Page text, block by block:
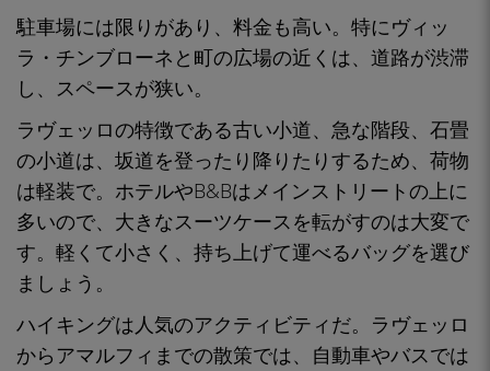
駐車場には限りがあり、料金も高い。特にヴィッ
ラ・チンブローネと町の広場の近くは、道路が渋滞
し、スペースが狭い。
ラヴェッロの特徴である古い小道、急な階段、石畳
の小道は、坂道を登ったり降りたりするため、 荷物
は軽装で。ホテルやB&Bはメインストリートの上に
多いので、 大きなスーツケースを転がすのは大変で
す。軽くて小さく、持ち上げて運べるバッグを選び
ましょう。
ハイキングは人気のアクティビティだ。 ラヴェッロ
からアマルフィまでの散策では、自動車やバスでは